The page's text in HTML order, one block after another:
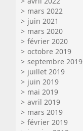
mars 2022
juin 2021
mars 2020
février 2020
octobre 2019
septembre 2019
juillet 2019
juin 2019
mai 2019
avril 2019
mars 2019
février 2019